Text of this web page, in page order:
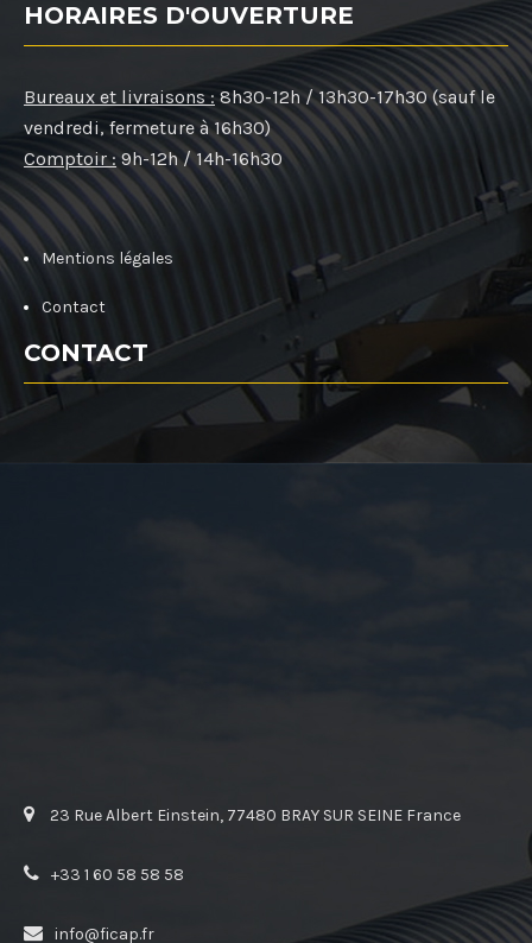
HORAIRES D'OUVERTURE
Bureaux et livraisons : 8h30-12h / 13h30-17h30 (sauf le
vendredi, fermeture à 16h30)
Comptoir : 9h-12h / 14h-16h30
Mentions légales
Contact
CONTACT
23 Rue Albert Einstein, 77480 BRAY SUR SEINE France
+33 1 60 58 58 58
info@ficap.fr